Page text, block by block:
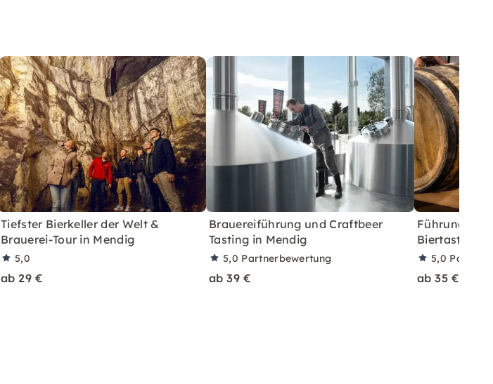
Tiefster Bierkeller der Welt &
Brauerei-Tour in Mendig
5,0
ab 29 €
Brauereiführung und Craftbeer
Tasting in Mendig
5,0 Partnerbewertung
ab 39 €
Führung
Biertasting
5,0
ab 35 €